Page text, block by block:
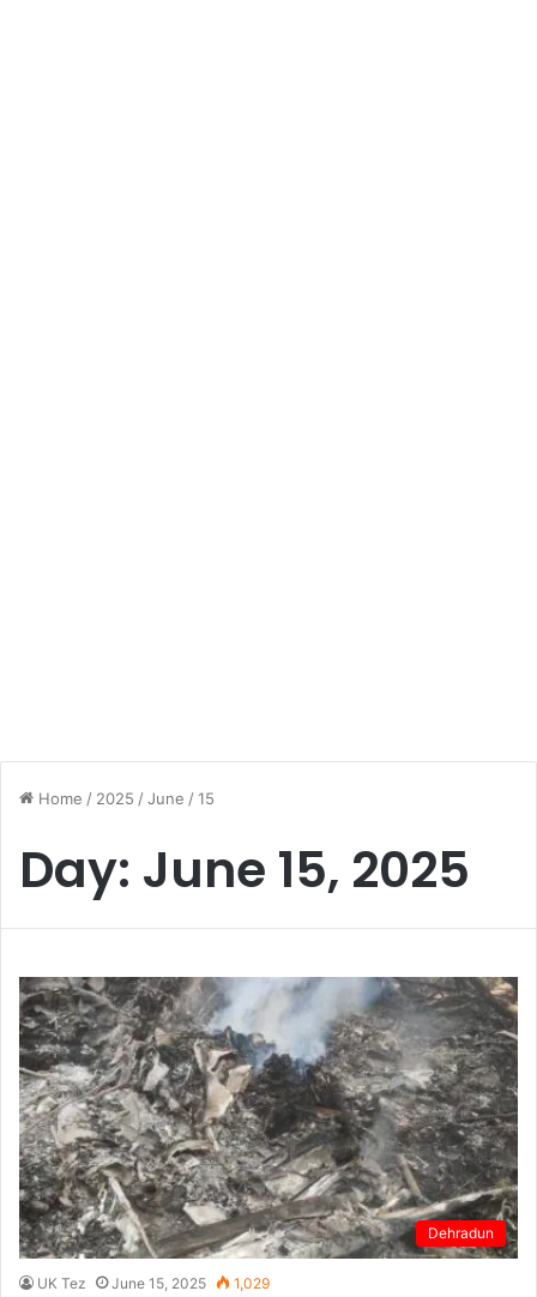
Home / 2025 /June /15
Day: June 15, 2025
Dehradun
UK Tez June 15, 2025 1,029